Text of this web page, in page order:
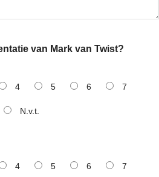
van Mark van Twist?
4 5 6 7
N.v.t.
4 5 6 7